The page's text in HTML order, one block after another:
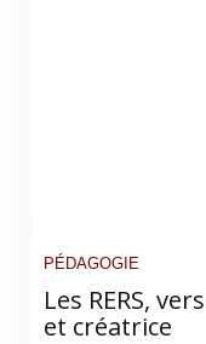
PÉDAGOGIE
Les RERS,
et créatrice